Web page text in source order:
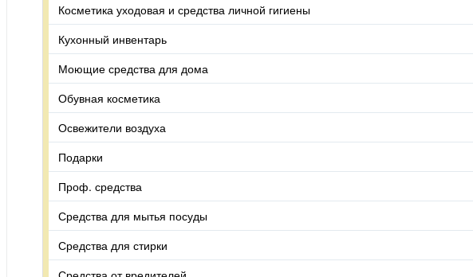
Косметика уходовая и средства личной гигиены
Кухонный инвентарь
Моющие средства для дома
Обувная косметика
Освежители воздуха
Подарки
Проф. средства
Средства для мытья посуды
Средства для стирки